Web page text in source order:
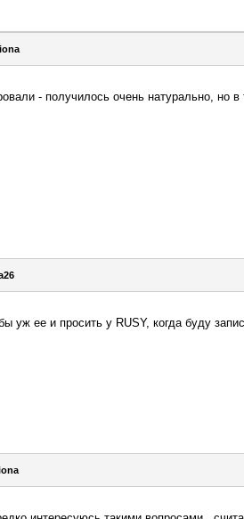
- получилось очень натурально, но
уж ее и просить у RUSY, когда буду